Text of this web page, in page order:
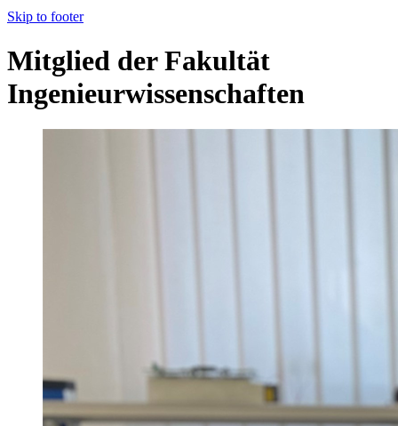
Skip to footer
Mitglied der Fakultät
Ingenieurwissenschaften